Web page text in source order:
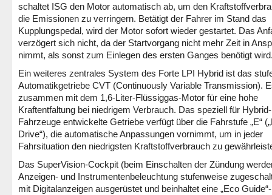
schaltet ISG den Motor automatisch ab, um den
die Emissionen zu verringern. Betätigt der Fahrer im Stand das
Kupplungspedal, wird der Motor sofort wieder gestartet. Das
verzögert sich nicht, da der Startvorgang nicht mehr Zeit in
nimmt, als sonst zum Einlegen des ersten Ganges benötigt
Ein weiteres zentrales System des Forte LPI Hybrid ist das
Automatikgetriebe CVT (Continuously Variable Transmission).
zusammen mit dem 1,6-Liter-Flüssiggas-Motor für eine hohe
Kraftentfaltung bei niedrigem Verbrauch. Das speziell für Hybrid-
Fahrzeuge entwickelte Getriebe verfügt über die Fahrstufe „E“
Drive“), die automatische Anpassungen vornimmt, um in jeder
Fahrsituation den niedrigsten Kraftstoffverbrauch zu
Das SuperVision-Cockpit (beim Einschalten der Zündung
Anzeigen- und Instrumentenbeleuchtung stufenweise
mit Digitalanzeigen ausgerüstet und beinhaltet eine „Eco Guide“-